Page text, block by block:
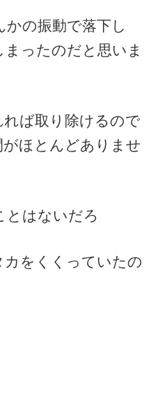
の振動で落下し
ったのだと思いま
ば取り除けるので
ほとんどありませ
とはないだろ
カをくくっていたの